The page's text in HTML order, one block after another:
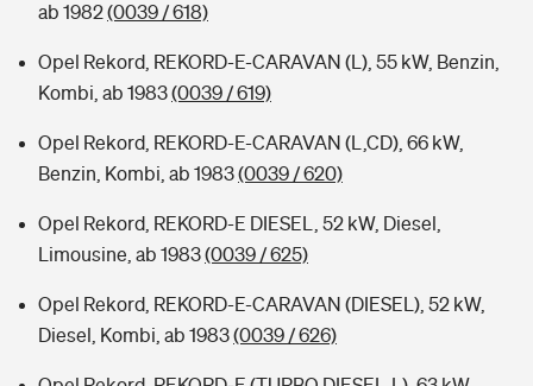
ab 1982(0039 / 618)
Opel Rekord, REKORD-E-CARAVAN (L), 55 kW, Benzin,
Kombi, ab 1983(0039 / 619)
Opel Rekord, REKORD-E-CARAVAN (L,CD), 66 kW,
Benzin, Kombi, ab 1983(0039 / 620)
Opel Rekord, REKORD-E DIESEL, 52 kW, Diesel,
Limousine, ab 1983(0039 / 625)
Opel Rekord, REKORD-E-CARAVAN (DIESEL), 52 kW,
Diesel, Kombi, ab 1983(0039 / 626)